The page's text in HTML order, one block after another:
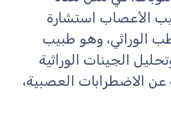
الأعصاب استشارة
الوراثي، وهو طبيب
الجينات الوراثية
الاضطرابات العصبية،